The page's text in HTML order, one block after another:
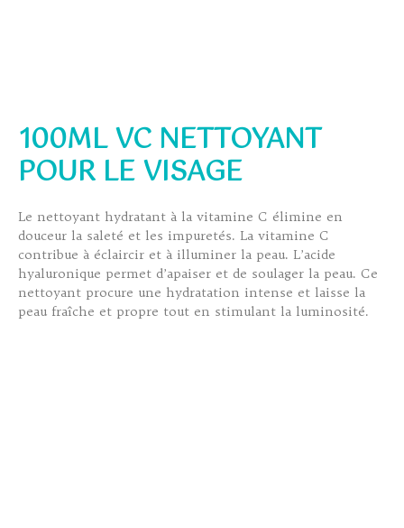
100ML VC NETTOYANT
POUR LE VISAGE
Le nettoyant hydratant à la vitamine C élimine en
douceur la saleté et les impuretés. La vitamine C
contribue à éclaircir et à illuminer la peau. L’acide
hyaluronique permet d’apaiser et de soulager la peau. Ce
nettoyant procure une hydratation intense et laisse la
peau fraîche et propre tout en stimulant la luminosité.